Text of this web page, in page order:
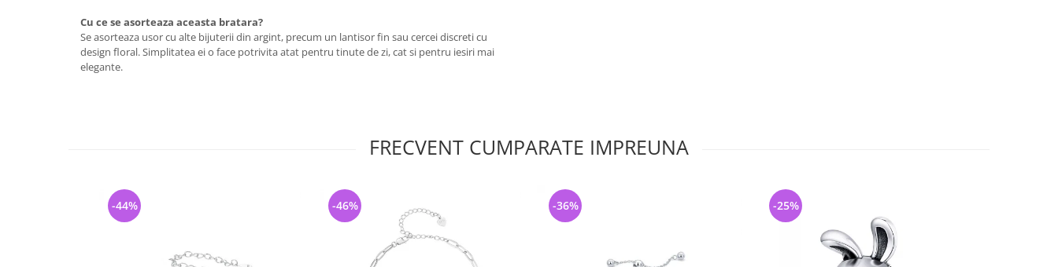
Cu ce se asorteaza aceasta bratara?
Se asorteaza usor cu alte bijuterii din argint, precum un lantisor fin sau cercei discreti cu
design floral. Simplitatea ei o face potrivita atat pentru tinute de zi, cat si pentru iesiri mai
elegante.
FRECVENT CUMPARATE IMPREUNA
-44% -46% -36% -25%